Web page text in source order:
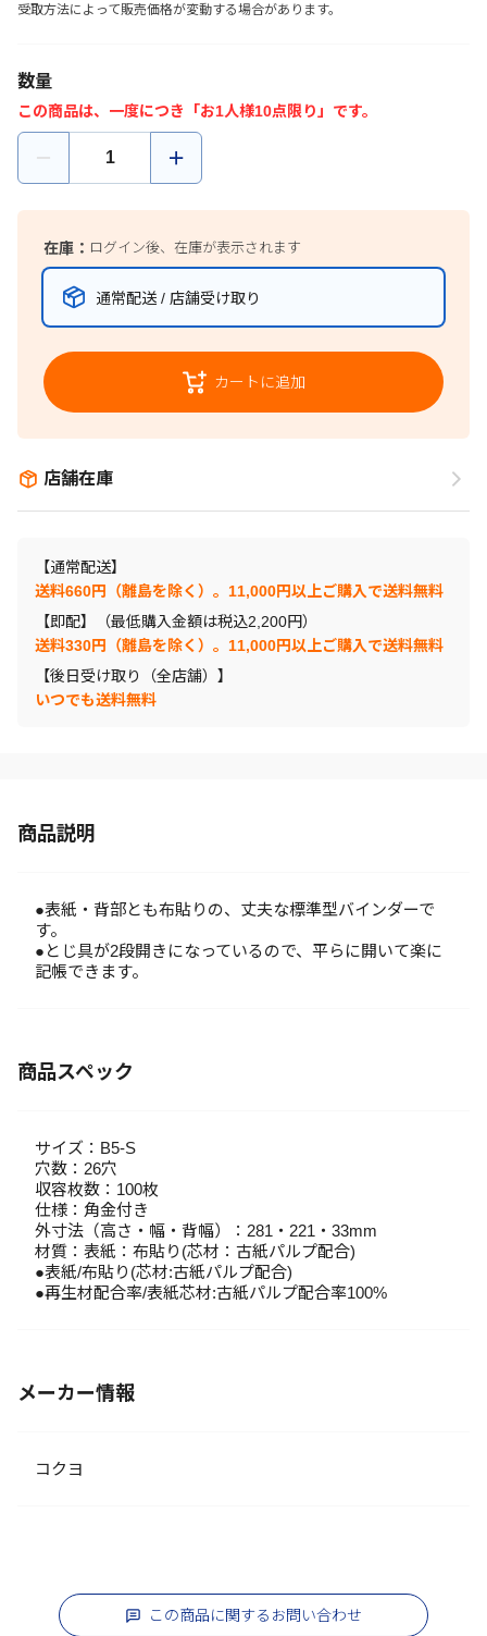
受取方法によって販売価格が変動する場合があります。
数量
この商品は、一度につき「お1人様10点限り」です。
在庫： ログイン後、在庫が表示されます
通常配送 / 店舗受け取り
カートに追加
店舗在庫
【通常配送】
送料660円（離島を除く）。11,000円以上ご購入で送料無料
【即配】（最低購入金額は税込2,200円）
送料330円（離島を除く）。11,000円以上ご購入で送料無料
【後日受け取り（全店舗）】
いつでも送料無料
商品説明
●表紙・背部とも布貼りの、丈夫な標準型バインダーで
す。
●とじ具が2段開きになっているので、平らに開いて楽に
記帳できます。
商品スペック
サイズ：B5-S
穴数：26穴
収容枚数：100枚
仕様：角金付き
外寸法（高さ・幅・背幅）：281・221・33mm
材質：表紙：布貼り(芯材：古紙パルプ配合)
●表紙/布貼り(芯材:古紙パルプ配合)
●再生材配合率/表紙芯材:古紙パルプ配合率100%
メーカー情報
コクヨ
この商品に関するお問い合わせ